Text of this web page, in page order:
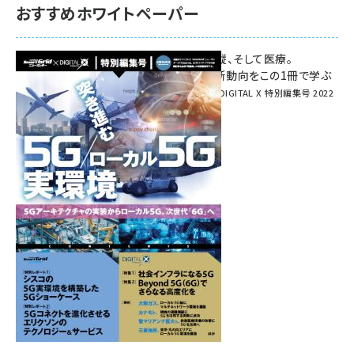
おすすめホワイトペーパー
環境対策、建機の遠隔操縦、そして医療。
次世代通信規格「5G」最新動向をこの1冊で学ぶ
SmartGrid ニューズレター × DIGITAL X 特別編集号 2022
Summer